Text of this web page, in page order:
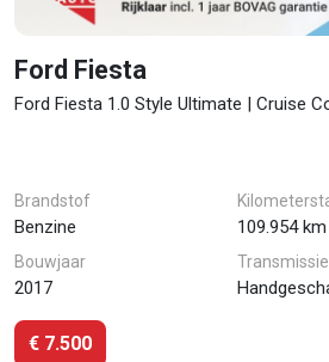
Ford Fiesta
Ford Fiesta 1.0 Style Ultimate | Cruise
Brandstof
Benzine 109.954 km
Bouwjaar
2017
Transmissie
€ 7.500